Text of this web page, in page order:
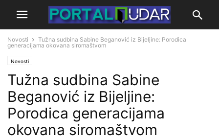
Novosti
Tužna sudbina Sabine Beganović iz Bijeljine: Porodica
generacijama okovana siromaštvom
Novosti
Tužna sudbina Sabine
Beganović iz Bijeljine:
Porodica generacijama
okovana siromaštvom